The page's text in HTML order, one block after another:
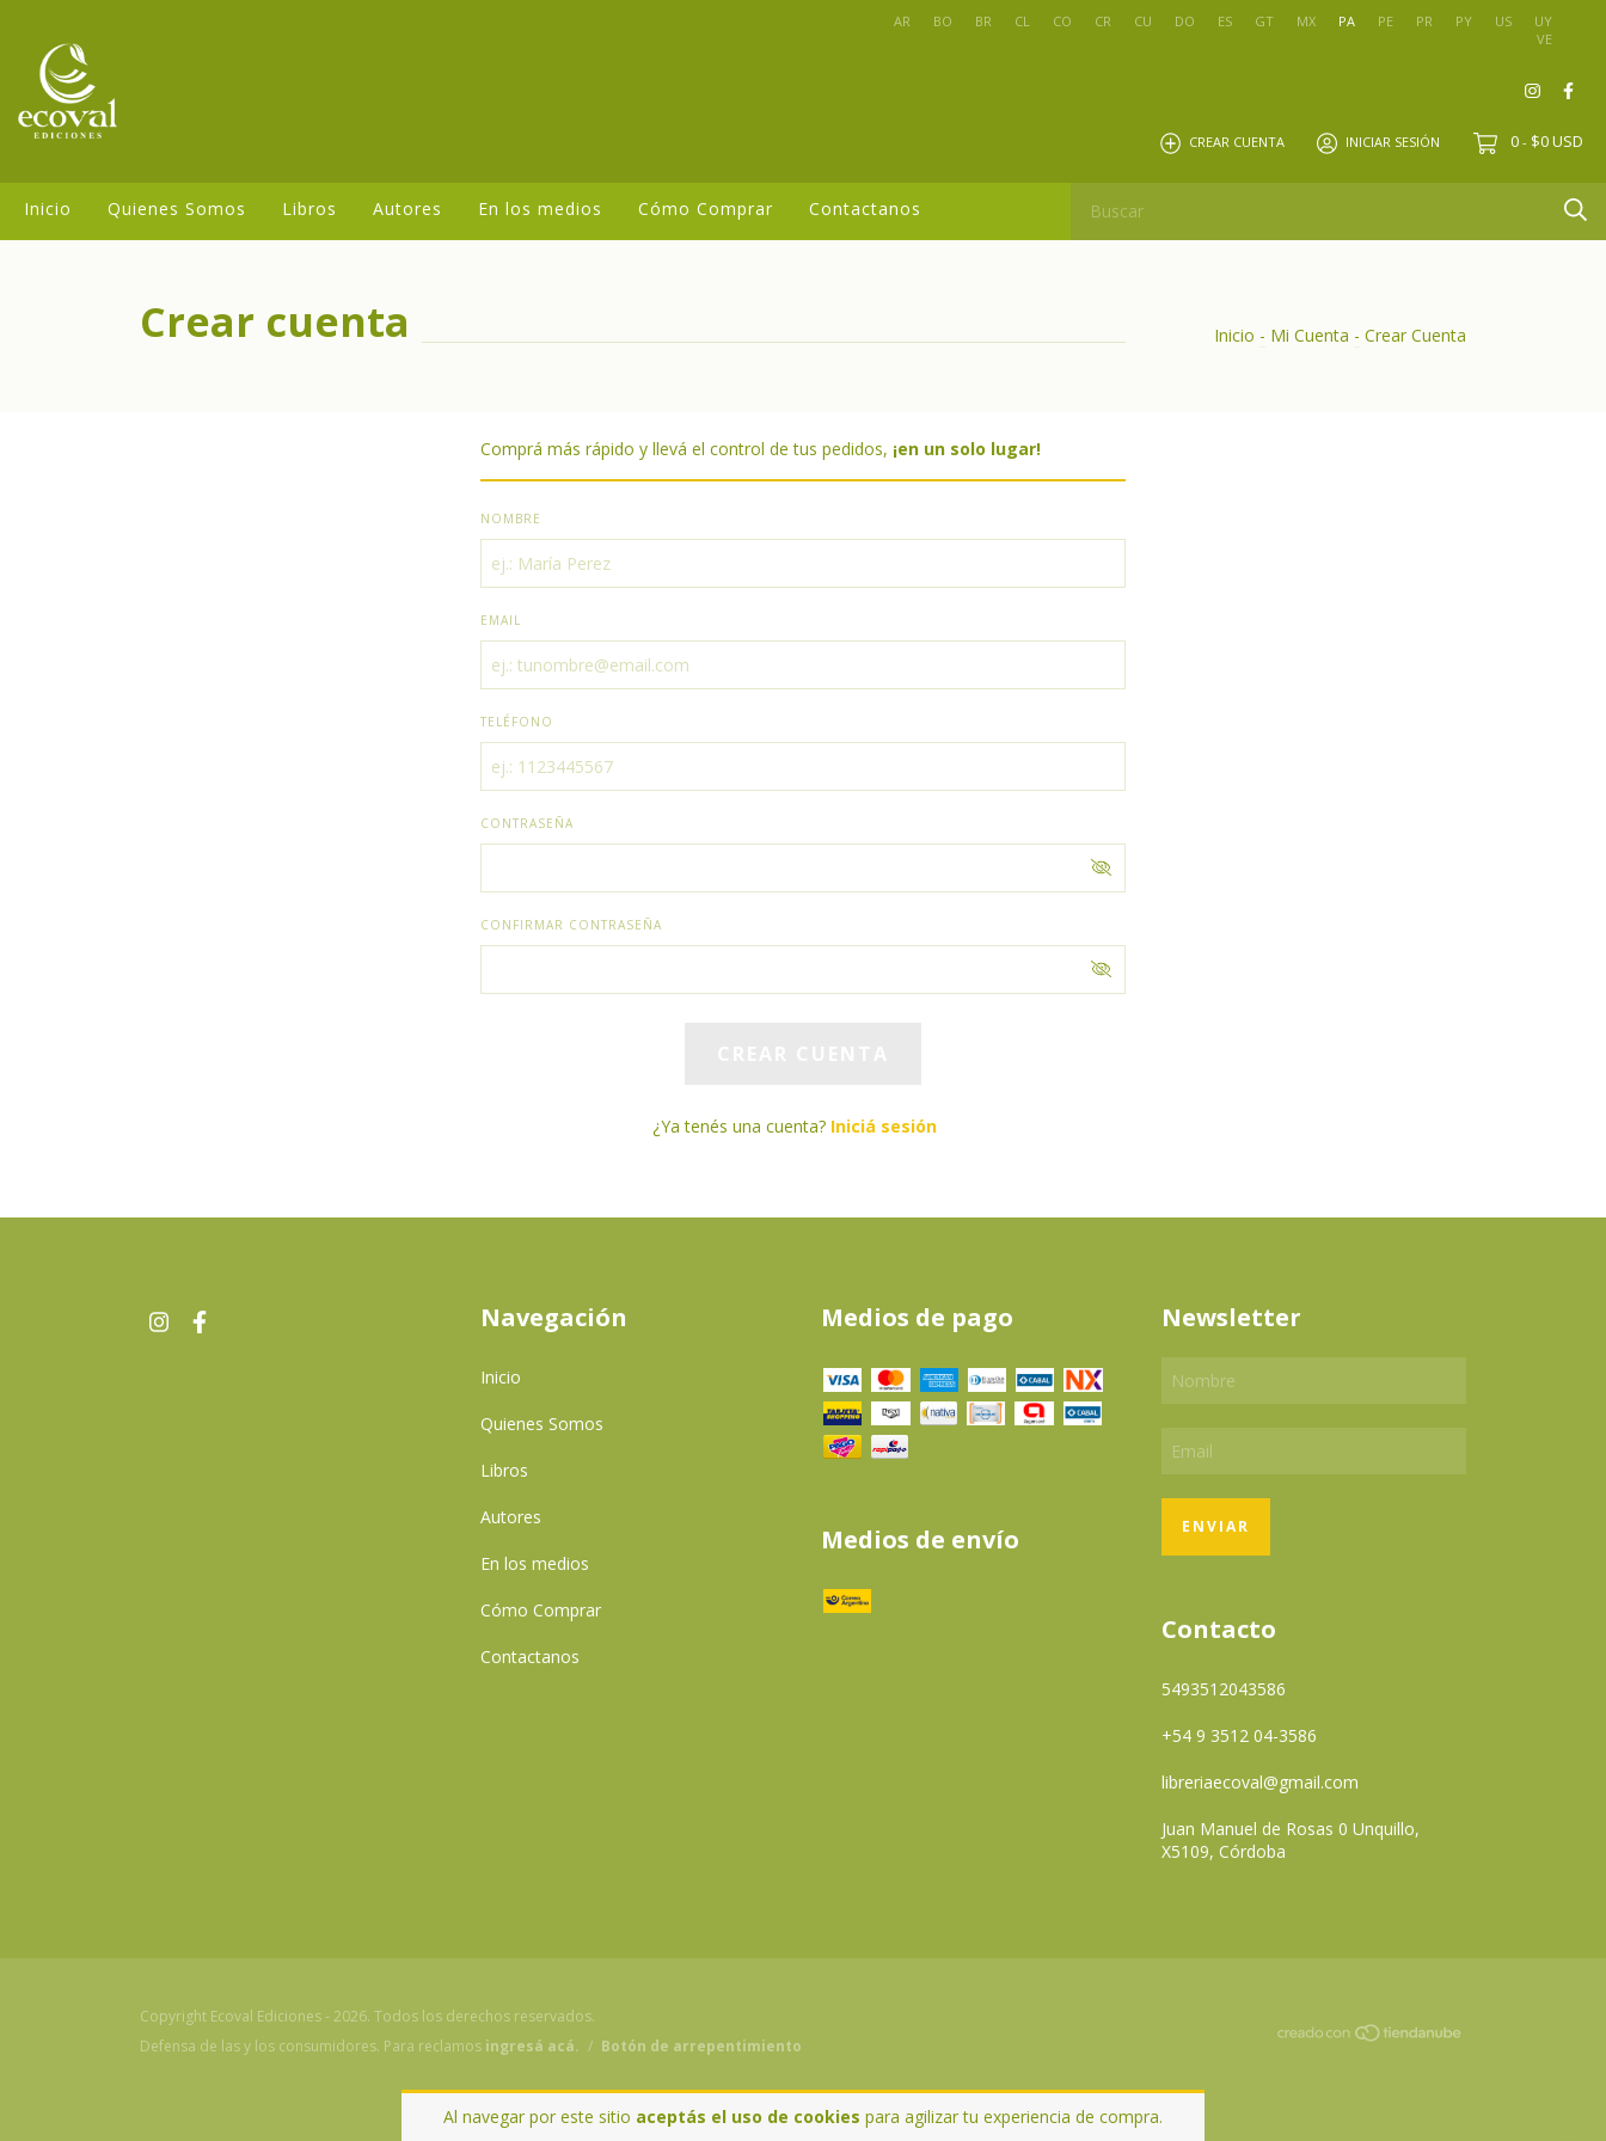
AR BO BR CL CO CR CU DO ES GT MX PA PE PR PY US
UY
VE
CREAR CUENTA INICIAR SESIÓN 0 - $0 USD
Inicio Quienes Somos Libros Autores En los medios Cómo Comprar Contactanos
Al navegar por este sitio aceptás el uso de cookies para agilizar tu experiencia de compra.
Crear cuenta Inicio - Mi Cuenta - Crear Cuenta
Comprá más rápido y llevá el control de tus pedidos, ¡en un solo lugar!
NOMBRE
EMAIL
TELÉFONO
CONTRASEÑA
CONFIRMAR CONTRASEÑA
¿Ya tenés una cuenta? Iniciá sesión
Navegación
Inicio
Quienes Somos
Libros
Autores
En los medios
Cómo Comprar
Contactanos
Medios de pago
Medios de envío
Newsletter
Contacto
5493512043586
+54 9 3512 04-3586
libreriaecoval@gmail.com
Juan Manuel de Rosas 0 Unquillo,
X5109, Córdoba
Copyright Ecoval Ediciones - 2026. Todos los derechos reservados.
Defensa de las y los consumidores. Para reclamos ingresá acá. / Botón de arrepentimiento